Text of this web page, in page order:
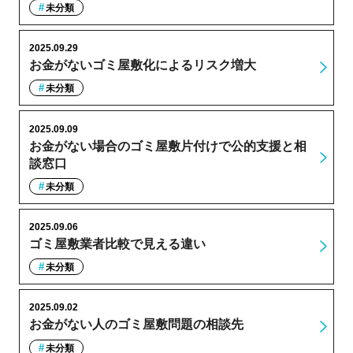
未分類
お金がないゴミ屋敷化によるリスク増大
2025.09.29
未分類
お金がない場合のゴミ屋敷片付けで公的支援と相
談窓口
2025.09.09
未分類
ゴミ屋敷業者比較で見える違い
2025.09.06
未分類
お金がない人のゴミ屋敷問題の相談先
2025.09.02
未分類